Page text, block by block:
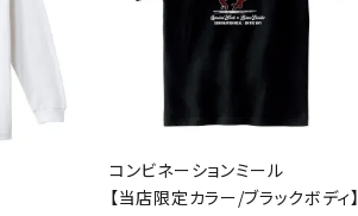
コンビネーションミール
【当店限定カラー/ブラックボディ】